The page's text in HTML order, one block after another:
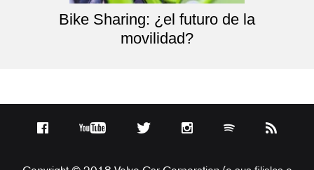
Bike Sharing: ¿el futuro de la
movilidad?